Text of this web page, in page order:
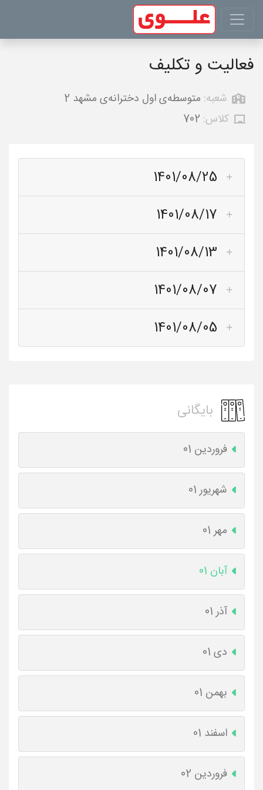
فعالیت و تکلیف
شعبه: متوسطه‌ی اول دخترانه‌ی مشهد 2
کلاس: 702
1401/08/25
1401/08/17
1401/08/13
1401/08/07
1401/08/05
بایگانی
فروردین 01
شهریور 01
مهر 01
آبان 01
آذر 01
دی 01
بهمن 01
اسفند 01
فروردین 02